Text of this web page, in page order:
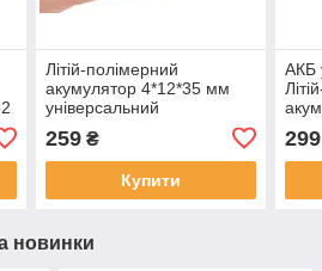
Літій-полімерний
акумулятор 4*12*35 мм
універсальний
259₴
Купити
АКБ
299
новинки